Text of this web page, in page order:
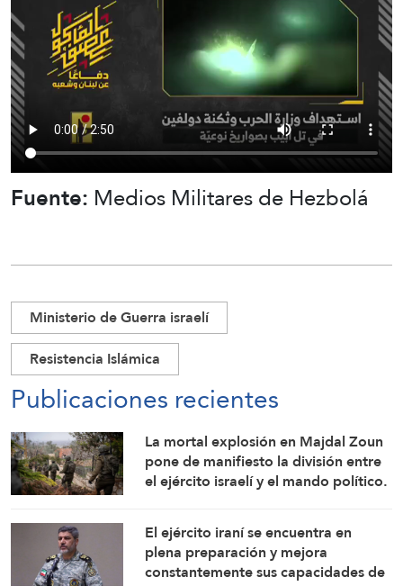
Fuente: Medios Militares de Hezbolá
Ministerio de Guerra israelí
Resistencia Islámica
Publicaciones recientes
La mortal explosión en Majdal Zoun
pone de manifiesto la división entre
el ejército israelí y el mando político.
identificar las circunstancias
El ejército iraní se encuentra en
plena preparación y mejora
constantemente sus capacidades de